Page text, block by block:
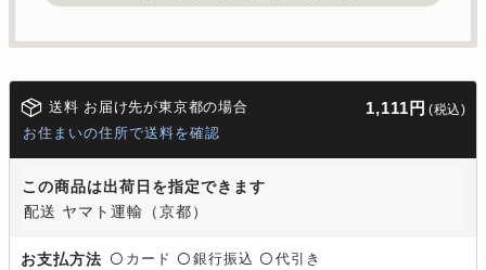
送料 お届け先が東京都の場合 1,111円 (税込)
お住まいの住所で送料を確認
この商品は出荷日を指定できます
配送 ヤマト運輸（京都）
お支払方法 〇 カード 〇 銀行振込 〇 代引き